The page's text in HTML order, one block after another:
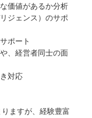
価値があるか分析
ジェンス）のサポ
ポート
、経営者同士の面
対応
ますが、経験豊富